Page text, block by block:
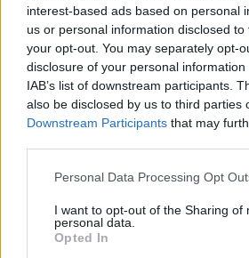
interest-based ads based on personal
us or personal information disclosed
your opt-out. You may separately opt-
disclosure of your personal
IAB’s list of downstream participants.
also be disclosed by us to third parties
Downstream Participants that may
Please note that this website/app uses
not limited to your visit or usage
grant or deny consent to Google and
use your data for below specified
Personal Data Processing Opt
I want to opt-out of the Sharing of
personal data.
Opted In
Governo e opposizione in contrasto: le
mascherine contraffatte
Francesca Galli · 7 Ago 2026
FINANZA